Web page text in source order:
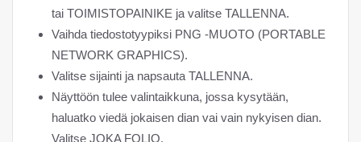
tai TOIMISTOPAINIKE ja valitse TALLENNA.
Vaihda tiedostotyypiksi PNG -MUOTO (PORTABLE
NETWORK GRAPHICS).
Valitse sijainti ja napsauta TALLENNA.
Näyttöön tulee valintaikkuna, jossa kysytään,
haluatko viedä jokaisen dian vai vain nykyisen dian.
Valitse JOKA FOLIO.